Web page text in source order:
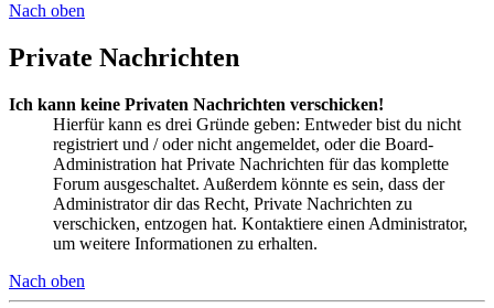
Nach oben
Private Nachrichten
Ich kann keine Privaten Nachrichten verschicken!
Hierfür kann es drei Gründe geben: Entweder bist du nicht
registriert und / oder nicht angemeldet, oder die Board-
Administration hat Private Nachrichten für das komplette
Forum ausgeschaltet. Außerdem könnte es sein, dass der
Administrator dir das Recht, Private Nachrichten zu
verschicken, entzogen hat. Kontaktiere einen Administrator,
um weitere Informationen zu erhalten.
Nach oben